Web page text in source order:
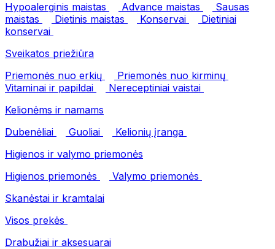
Hypoalerginis maistas
Advance maistas
Sausas
maistas
Dietinis maistas Konservai
Dietiniai
konservai
Sveikatos priežiūra
Priemonės nuo erkių
Priemonės nuo kirminų
Vitaminai ir papildai
Nereceptiniai vaistai
Kelionėms ir namams
Dubenėliai
Guoliai
Kelionių įranga
Higienos ir valymo priemonės
Higienos priemonės
Valymo priemonės
Skanėstai ir kramtalai
Visos prekės
Drabužiai ir aksesuarai